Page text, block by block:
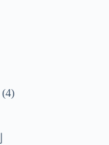
4